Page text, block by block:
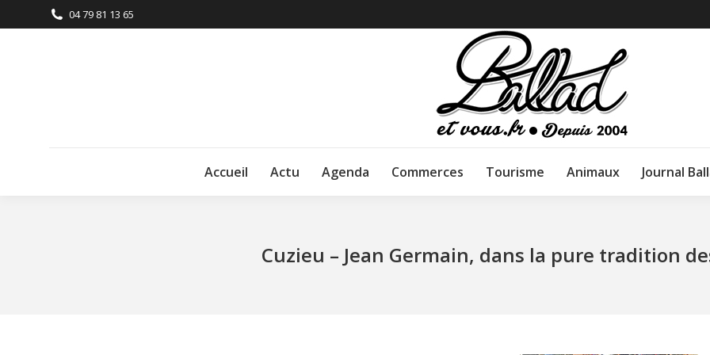
04 79 81 13 65
Accueil Actu Agenda Commerces Tourisme Animaux Journal
Cuzieu – Jean Germain, dans la pure tradition